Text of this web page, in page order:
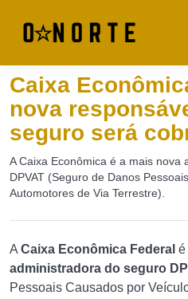
Caixa
nova
seguro será
A Caixa Econômica é a mais nova
DPVAT (Seguro de Danos
Automotores de Via Terrestre).
A Caixa Econômica Federal é
administradora do seguro
Pessoais Causados por